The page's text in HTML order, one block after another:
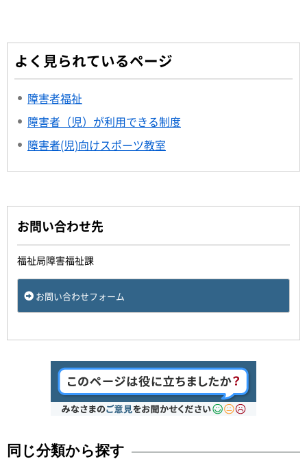
よく見られているページ
障害者福祉
障害者（児）が利用できる制度
障害者(児)向けスポーツ教室
お問い合わせ先
福祉局障害福祉課
お問い合わせフォーム
同じ分類から探す